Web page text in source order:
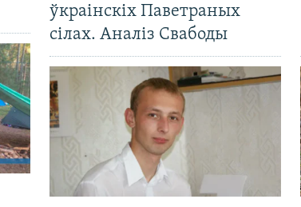
ўкраінскіх Паветраных
сілах. Аналіз Свабоды